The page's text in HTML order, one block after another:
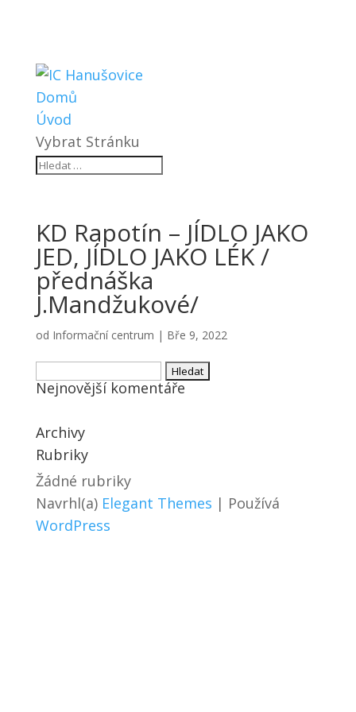
Domů
Úvod
Vybrat Stránku
KD Rapotín – JÍDLO JAKO
JED, JÍDLO JAKO LÉK /
přednáška
J.Mandžukové/
od Informační centrum | Bře 9, 2022
Vyhledávání
Nejnovější komentáře
Archivy
Rubriky
Žádné rubriky
Navrhl(a) Elegant Themes | Používá
WordPress